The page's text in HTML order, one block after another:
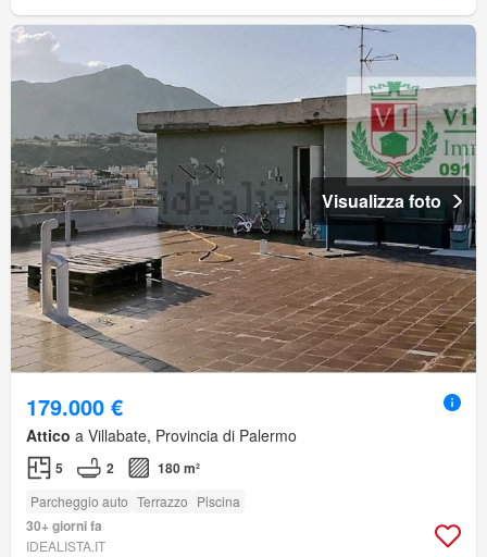
Visualizza foto
179.000 €
Attico a Villabate, Provincia di Palermo
5 2 180 m²
Parcheggio auto Terrazzo Piscina
30+ giorni fa
IDEALISTA.IT